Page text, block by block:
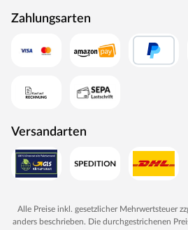
Zahlungsarten
Versandarten
Alle Preise inkl. gesetzlicher Mehrwertsteuer
anders beschrieben. Die durchgestrichenen